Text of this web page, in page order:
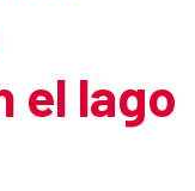
el lago